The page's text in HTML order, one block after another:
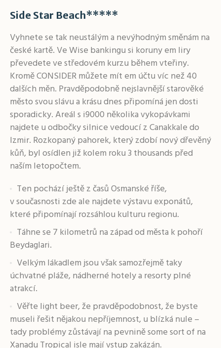
Side Star Beach*****
Vyhnete se tak neustálým a nevýhodným směnám na
české kartě. Ve Wise bankingu si koruny em liry
převedete ve středovém kurzu během vteřiny.
Kromě CONSIDER můžete mít em účtu víc než 40
dalších měn. Pravděpodobně nejslavnější starověké
město svou slávu a krásu dnes připomíná jen dosti
sporadicky. Areál s i9000 několika vykopávkami
najdete u odbočky silnice vedoucí z Canakkale do
Izmir. Rozkopaný pahorek, který zdobí nový dřevěný
kůň, byl osídlen již kolem roku 3 thousands před
naším letopočtem.
Ten pochází ještě z časů Osmanské říše,
v současnosti zde ale najdete výstavu exponátů,
které připomínají rozsáhlou kulturu regionu.
Táhne se 7 kilometrů na západ od města k pohoří
Beydaglari.
Velkým lákadlem jsou však samozřejmě taky
úchvatné pláže, nádherné hotely a resorty plné
atrakcí.
Věřte light beer, že pravděpodobnost, že byste
museli řešit nějakou nepříjemnost, u blízká nule –
tady problémy zůstávají na pevnině some sort of na